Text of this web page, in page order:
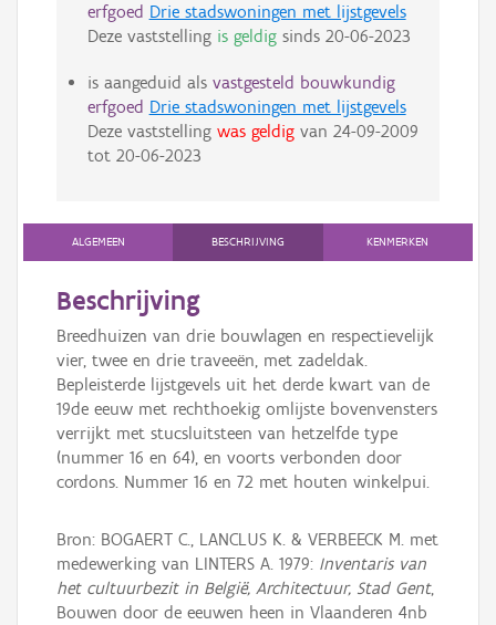
erfgoed Drie stadswoningen met lijstgevels
Deze vaststelling is geldigsinds 20-06-2023
is aangeduid als vastgesteld bouwkundig
erfgoed Drie stadswoningen met lijstgevels
Deze vaststelling was geldigvan 24-09-2009
tot 20-06-2023
ALGEMEEN BESCHRIJVING KENMERKEN
Beschrijving
Breedhuizen van drie bouwlagen en respectievelijk
vier, twee en drie traveeën, met zadeldak.
Bepleisterde lijstgevels uit het derde kwart van de
19de eeuw met rechthoekig omlijste bovenvensters
verrijkt met stucsluitsteen van hetzelfde type
(nummer 16 en 64), en voorts verbonden door
cordons. Nummer 16 en 72 met houten winkelpui.
Bron: BOGAERT C., LANCLUS K. & VERBEECK M. met
medewerking van LINTERS A. 1979: Inventaris van
het cultuurbezit in België, Architectuur, Stad Gent,
Bouwen door de eeuwen heen in Vlaanderen 4nb